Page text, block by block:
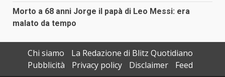
Morto a 68 anni Jorge il papà di Leo Messi: era
malato da tempo
Chi siamo
La Redazione di Blitz Quotidiano
Pubblicità
Privacy policy Disclaimer Feed